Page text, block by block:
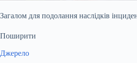
Загалом для подолання наслідків
Поширити
Джерело